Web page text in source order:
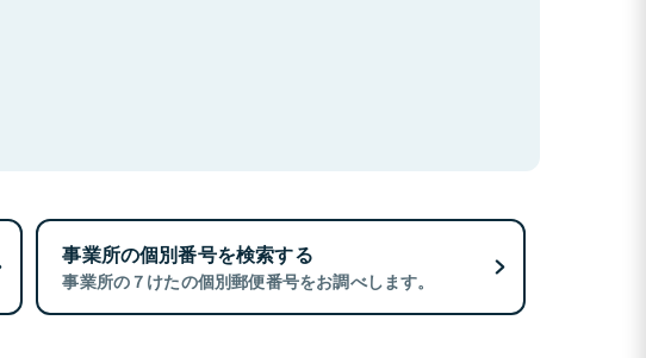
事業所の個別番号を検索する
事業所の７けたの個別郵便番号をお調べします。